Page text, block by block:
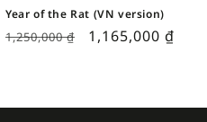
Year of the Rat (VN version)
1,250,000₫ 1,165,000 ₫